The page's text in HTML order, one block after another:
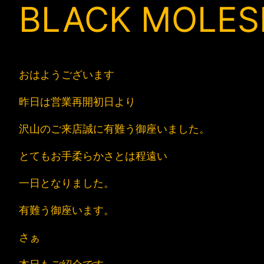
BLACK
おはようございます
昨日は営業再開初日より
沢山のご来店誠に有難う御座いました。
とてもお手柔らかさとは程遠い
一日となりました。
有難う御座います。
さぁ